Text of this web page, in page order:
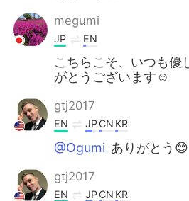
megumi
JP EN
こちらこそ、いつも優
がとうございます☺️
gtj2017
EN JPCN KR
@Ogumi ありがとう
gtj2017
EN JPCN KR